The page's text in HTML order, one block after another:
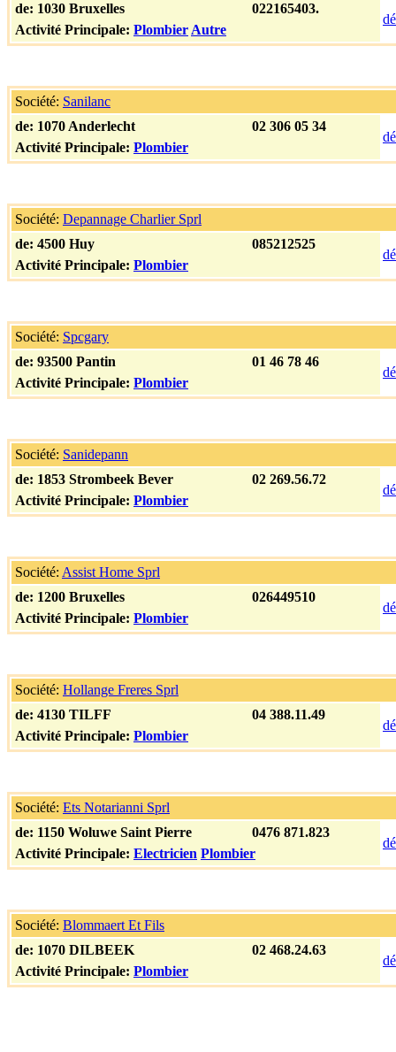
de: 1030 Bruxelles
022165403.
Activité Principale: PlombierAutre
Société: Sanilanc
de: 1070 Anderlecht
02 306 05 34
Activité Principale: Plombier
Société: Depannage Charlier Sprl
de: 4500 Huy
085212525
Activité Principale: Plombier
Société: Spcgary
de: 93500 Pantin
01 46 78 46
Activité Principale: Plombier
Société: Sanidepann
de: 1853 Strombeek Bever
02 269.56.72
Activité Principale: Plombier
Société: Assist Home Sprl
de: 1200 Bruxelles
026449510
Activité Principale: Plombier
Société: Hollange Freres Sprl
de: 4130 TILFF
04 388.11.49
Activité Principale: Plombier
Société: Ets Notarianni Sprl
de: 1150 Woluwe Saint Pierre
0476 871.823
Activité Principale: Electricien Plombier
Société: Blommaert Et Fils
de: 1070 DILBEEK
02 468.24.63
Activité Principale: Plombier